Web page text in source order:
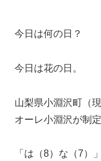
今日は何の日？
今日は花の日。
山梨県小淵沢町（
オーレ小淵沢が制定
「は（8）な（7）